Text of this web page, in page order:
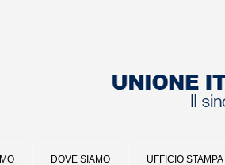
DOVE SIAMO UFFICIO STAMPA